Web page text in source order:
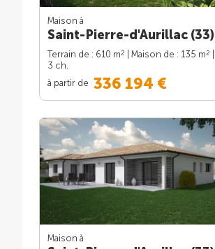
Maison à
Saint-Pierre-d'Aurillac (33)
Terrain de : 610 m2 | Maison de : 135 m2
3 ch.
à partir de 336 194 €
Maison à